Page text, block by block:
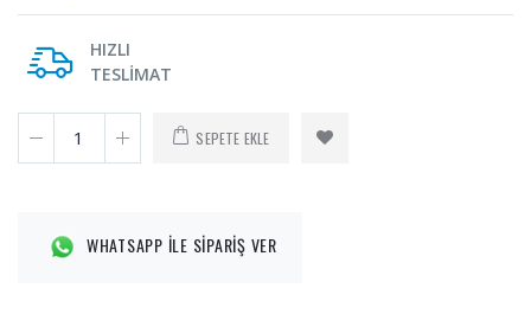
HIZLI
TESLİMAT
SEPETE EKLE
WHATSAPP İLE SİPARİŞ VER